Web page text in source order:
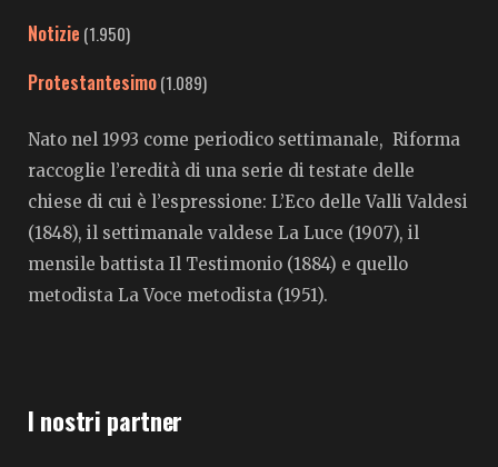
Notizie (1.950)
Protestantesimo(1.089)
Nato nel 1993 come periodico settimanale, Riforma
raccoglie l’eredità di una serie di testate delle
chiese di cui è l’espressione: L’Eco delle Valli Valdesi
(1848), il settimanale valdese La Luce (1907), il
mensile battista Il Testimonio (1884) e quello
metodista La Voce metodista (1951).
I nostri partner